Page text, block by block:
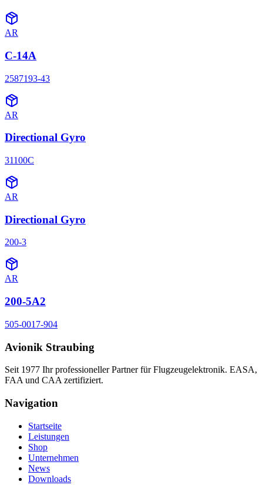
AR
C-14A
2587193-43
AR
Directional Gyro
31100C
AR
Directional Gyro
200-3
AR
200-5A2
505-0017-904
Avionik Straubing
Seit 1977 Ihr professioneller Partner für Flugzeugelektronik. EASA,
FAA und CAA zertifiziert.
Navigation
Startseite
Leistungen
Shop
Unternehmen
News
Downloads